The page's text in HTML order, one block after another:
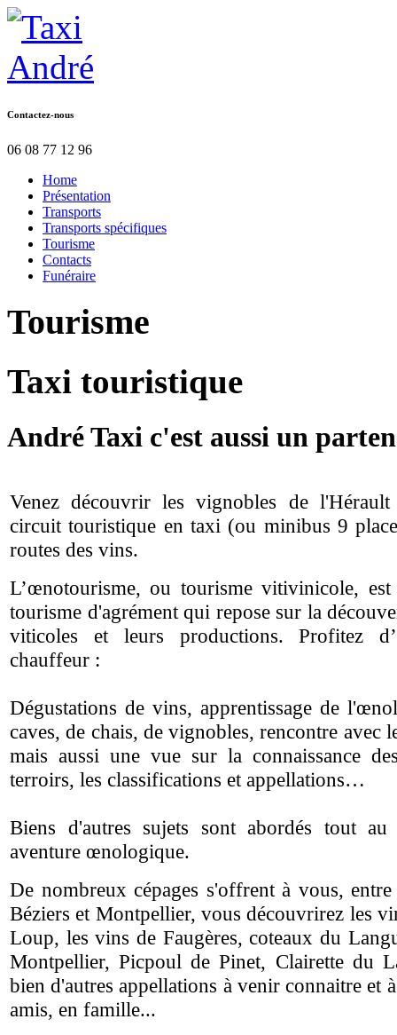
Contactez-nous
06 08 77 12 96
Home
Présentation
Transports
Transports spécifiques
Tourisme
Contacts
Funéraire
Tourisme
Taxi touristique
André Taxi c'est aussi un
Venez découvrir les vignobles de
circuit touristique en taxi (ou minibus 9
routes des vins.
L’œnotourisme, ou tourisme vitivinicole,
tourisme d'agrément qui repose sur la
viticoles et leurs productions. Profitez
chauffeur :
Dégustations de vins, apprentissage de
caves, de chais, de vignobles, rencontre avec
mais aussi une vue sur la connaissance
terroirs, les classifications et appellations…
Biens d'autres sujets sont abordés tout
aventure œnologique.
De nombreux cépages s'offrent à vous,
Béziers et Montpellier, vous découvrirez les
Loup, les vins de Faugères, coteaux du
Montpellier, Picpoul de Pinet, Clairette du
bien d'autres appellations à venir connaitre et
amis, en famille...